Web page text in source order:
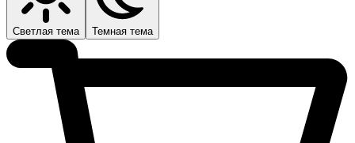
Светлая тема Темная тема